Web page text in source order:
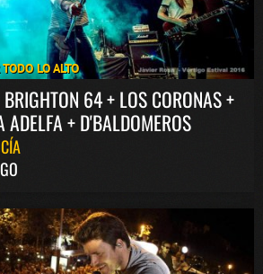
LO ALTO
64 + LOS CORONAS +
+ D'BALDOMEROS